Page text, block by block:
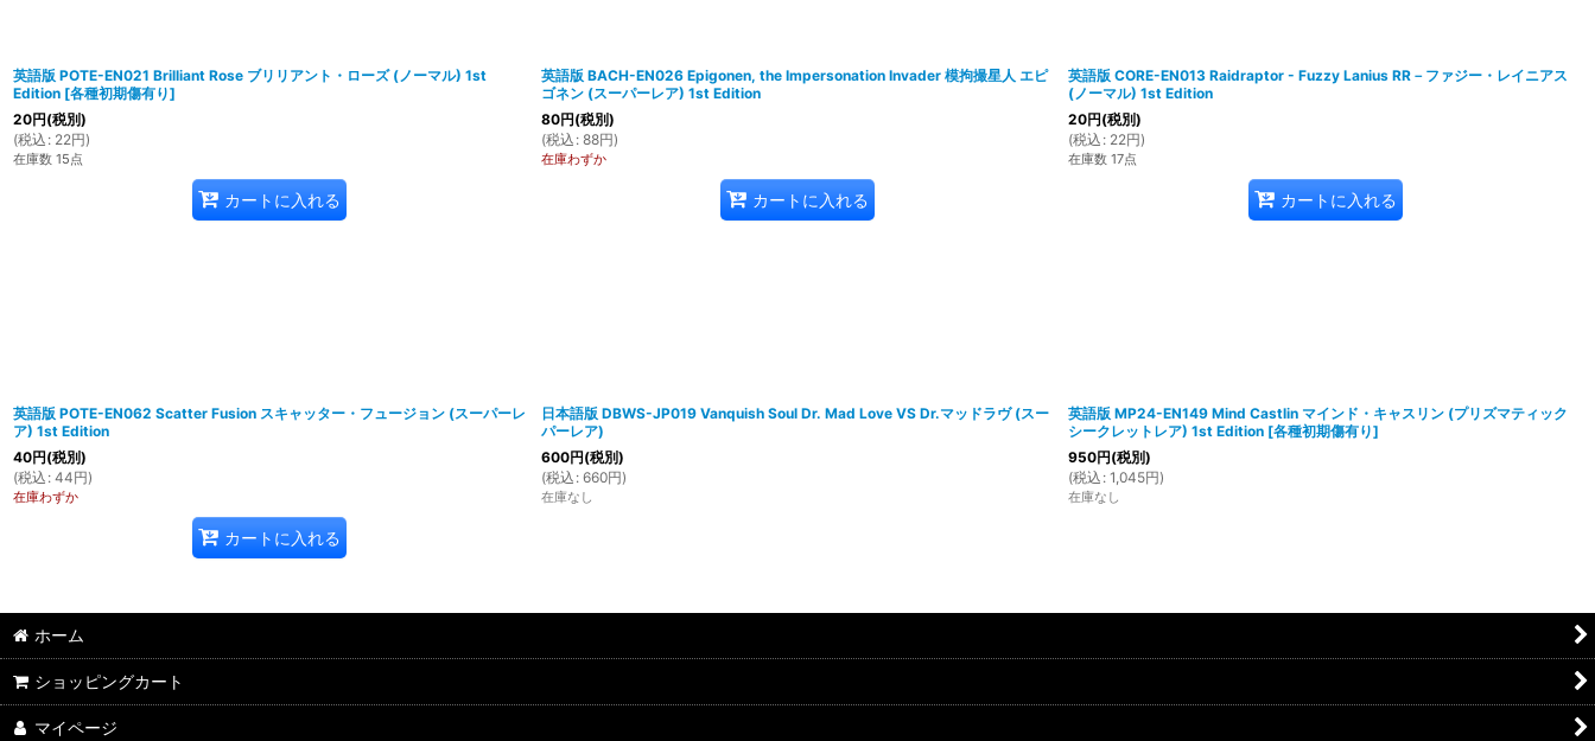
英語版 POTE-EN021 Brilliant Rose ブリリアント・ローズ (ノーマル) 1st
Edition [各種初期傷有り]
20円(税別)
(税込 : 22円)
在庫数 15点
カートに入れる
英語版 BACH-EN026 Epigonen, the Impersonation Invader 模拘撮星人 エピ
ゴネン (スーパーレア) 1st Edition
80円(税別)
(税込 : 88円)
在庫わずか
カートに入れる
英語版 CORE-EN013 Raidraptor - Fuzzy Lanius RR－ファジー・レイニアス
(ノーマル) 1st Edition
20円(税別)
(税込 : 22円)
在庫数 17点
カートに入れる
英語版 POTE-EN062 Scatter Fusion スキャッター・フュージョン (スーパーレ
ア) 1st Edition
40円(税別)
(税込 : 44円)
在庫わずか
カートに入れる
日本語版 DBWS-JP019 Vanquish Soul Dr. Mad Love VS Dr.マッドラヴ (スー
パーレア)
600円(税別)
(税込 : 660円)
在庫なし
英語版 MP24-EN149 Mind Castlin マインド・キャスリン (プリズマティック
シークレットレア) 1st Edition [各種初期傷有り]
950円(税別)
(税込 : 1,045円)
在庫なし
ホーム
ショッピングカート
マイページ